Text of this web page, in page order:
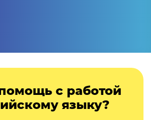
с работой
языку?